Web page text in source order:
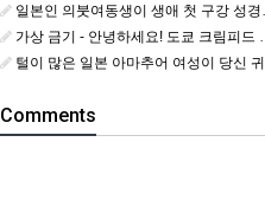
일본인 의붓여동생이 생애 첫 구강 성경험을 공개하다
가상 금기 - 안녕하세요! 도쿄 크림피드 시엘에서
털이 많은 일본 아마추어 여성이 당신 귀에 대고 신음하며 자위합니다. 그녀가 오르가즘에 도달하는 모습을 보세요?
Comments